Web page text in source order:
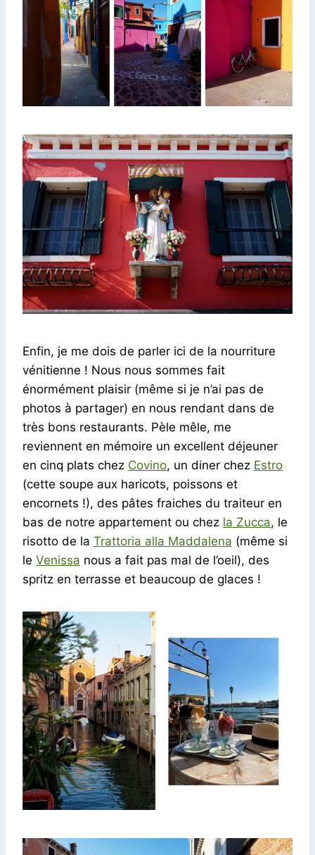
Enfin, je me dois de parler ici de la nourriture
vénitienne ! Nous nous sommes fait
énormément plaisir (même si je n’ai pas de
photos à partager) en nous rendant dans de
très bons restaurants. Pèle mêle, me
reviennent en mémoire un excellent déjeuner
en cinq plats chez Covino, un diner chez Estro
(cette soupe aux haricots, poissons et
encornets !), des pâtes fraiches du traiteur en
bas de notre appartement ou chez la Zucca, le
risotto de la Trattoria alla Maddalena (même si
le Venissa nous a fait pas mal de l’oeil), des
spritz en terrasse et beaucoup de glaces !